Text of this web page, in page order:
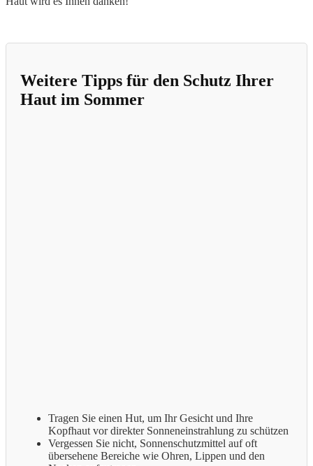
Weitere Tipps für den Schutz Ihrer
Haut im Sommer
Tragen Sie einen Hut, um Ihr Gesicht und Ihre
Kopfhaut vor direkter Sonneneinstrahlung zu schützen
Vergessen Sie nicht, Sonnenschutzmittel auf oft
übersehene Bereiche wie Ohren, Lippen und den